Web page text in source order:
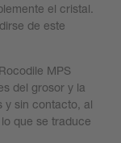
el cristal.
de este
MPS
del grosor y la
y sin contacto, al
que se traduce